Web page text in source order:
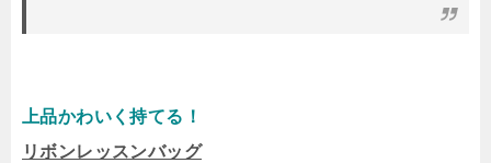
上品かわいく持てる！
リボンレッスンバッグ